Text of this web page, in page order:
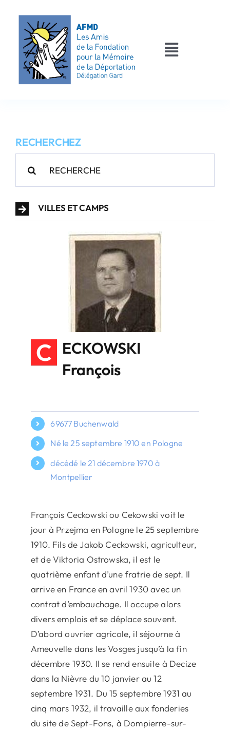
contenu
Toggle
AFMD 30
Les victimes
RECHERCHEZ
VILLES ET CAMPS
C
ECKOWSKI
François
69677 Buchenwald
Né le 25 septembre 1910 en Pologne
décédé le 21 décembre 1970 à
Montpellier
François Ceckowski ou Cekowski voit le
jour à Przejma en Pologne le 25 septembre
1910. Fils de Jakob Ceckowski, agriculteur,
et de Viktoria Ostrowska, il est le
quatrième enfant d’une fratrie de sept. Il
arrive en France en avril 1930 avec un
contrat d’embauchage. Il occupe alors
divers emplois et se déplace souvent.
D’abord ouvrier agricole, il séjourne à
Ameuvelle dans les Vosges jusqu’à la fin
décembre 1930. Il se rend ensuite à Decize
dans la Nièvre du 10 janvier au 12
septembre 1931. Du 15 septembre 1931 au
cinq mars 1932, il travaille aux fonderies
du site de Sept-Fons, à Dompierre-sur-